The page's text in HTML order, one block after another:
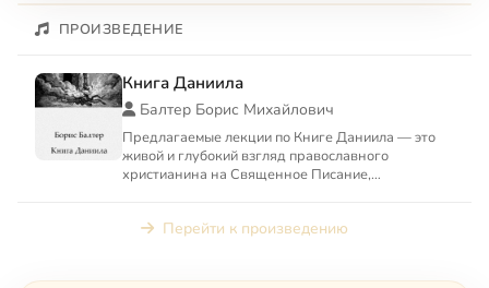
ПРОИЗВЕДЕНИЕ
Книга Даниила
Балтер Борис Михайлович
Предлагаемые лекции по Книге Даниила — это
живой и глубокий взгляд православного
христианина на Священное Писание,
Перейти к произведению